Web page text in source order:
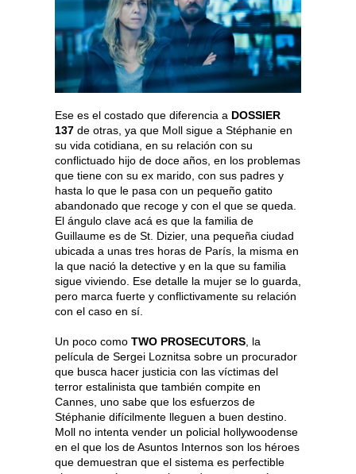
Ese es el costado que diferencia a DOSSIER
137 de otras, ya que Moll sigue a Stéphanie en
su vida cotidiana, en su relación con su
conflictuado hijo de doce años, en los problemas
que tiene con su ex marido, con sus padres y
hasta lo que le pasa con un pequeño gatito
abandonado que recoge y con el que se queda.
El ángulo clave acá es que la familia de
Guillaume es de St. Dizier, una pequeña ciudad
ubicada a unas tres horas de París, la misma en
la que nació la detective y en la que su familia
sigue viviendo. Ese detalle la mujer se lo guarda,
pero marca fuerte y conflictivamente su relación
con el caso en sí.
Un poco como TWO PROSECUTORS , la
película de Sergei Loznitsa sobre un procurador
que busca hacer justicia con las víctimas del
terror estalinista que también compite en
Cannes, uno sabe que los esfuerzos de
Stéphanie difícilmente lleguen a buen destino.
Moll no intenta vender un policial hollywoodense
en el que los de Asuntos Internos son los héroes
que demuestran que el sistema es perfectible